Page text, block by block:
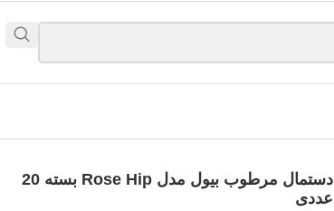
دستمال مرطوب بیول مدل Rose Hip بسته 20
عددی